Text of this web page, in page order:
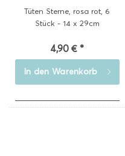
Tüten Sterne, rosa rot, 6
Stück - 14 x 29cm
4,90 € *
In den Warenkorb